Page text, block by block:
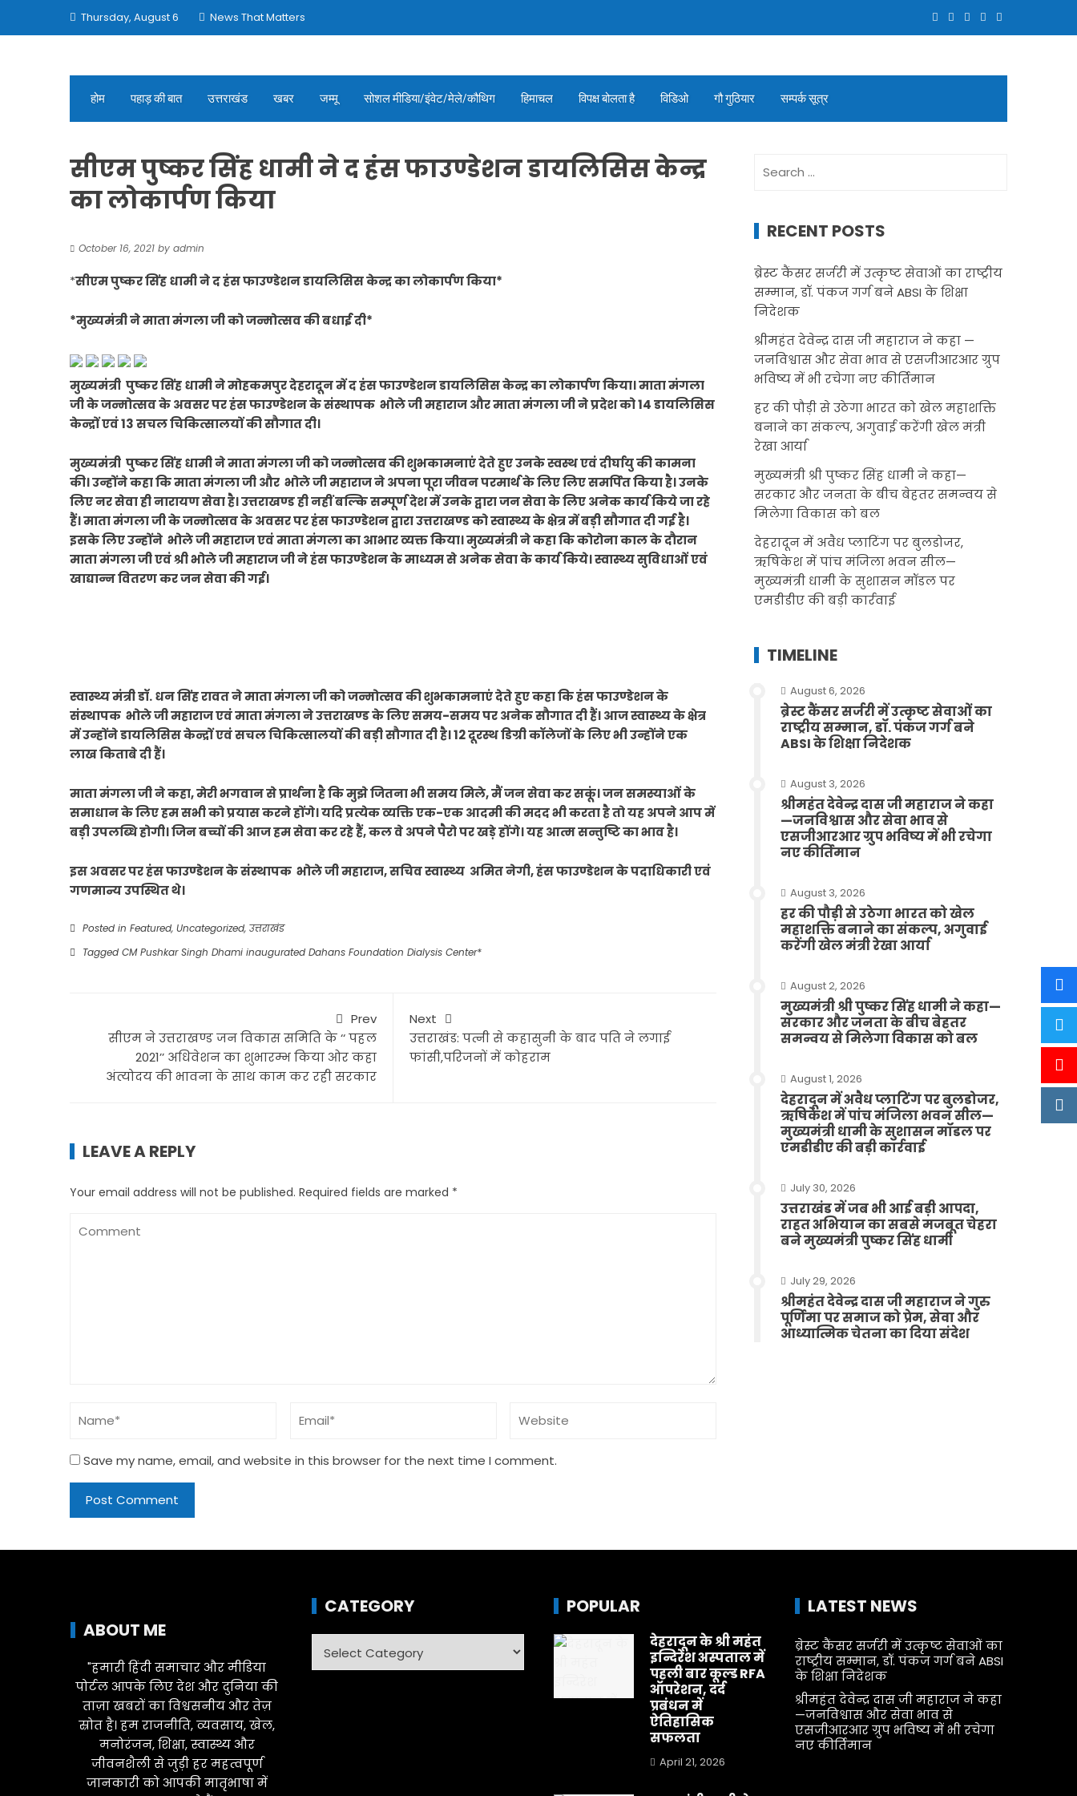
Thursday, August 6 News That Matters
होम पहाड़ की बात उत्तराखंड खबर जम्मू सोशल मीडिया/इंवेट/मेले/कौथिग हिमाचल विपक्ष बोलता है विडिओ गौ गुठियार सम्पर्क सूत्र
सीएम पुष्कर सिंह धामी ने द हंस फाउण्डेशन डायलिसिस केन्द्र
का लोकार्पण किया
October 16, 2021 by admin
*सीएम पुष्कर सिंह धामी ने द हंस फाउण्डेशन डायलिसिस केन्द्र का लोकार्पण किया*
*मुख्यमंत्री ने माता मंगला जी को जन्मोत्सव की बधाई दी*
मुख्यमंत्री पुष्कर सिंह धामी ने मोहकमपुर देहरादून में द हंस फाउण्डेशन डायलिसिस केन्द्र का लोकार्पण किया। माता मंगला
जी के जन्मोत्सव के अवसर पर हंस फाउण्डेशन के संस्थापक भोले जी महाराज और माता मंगला जी ने प्रदेश को 14 डायलिसिस
केन्द्रों एवं 13 सचल चिकित्सालयों की सौगात दी।
मुख्यमंत्री पुष्कर सिंह धामी ने माता मंगला जी को जन्मोत्सव की शुभकामनाएं देते हुए उनके स्वस्थ एवं दीर्घायु की कामना
की। उन्होंने कहा कि माता मंगला जी और भोले जी महाराज ने अपना पूरा जीवन परमार्थ के लिए लिए समर्पित किया है। उनके
लिए नर सेवा ही नारायण सेवा है। उत्तराखण्ड ही नहीं बल्कि सम्पूर्ण देश में उनके द्वारा जन सेवा के लिए अनेक कार्य किये जा रहे
हैं। माता मंगला जी के जन्मोत्सव के अवसर पर हंस फाउण्डेशन द्वारा उत्तराखण्ड को स्वास्थ्य के क्षेत्र में बड़ी सौगात दी गई है।
इसके लिए उन्होंने भोले जी महाराज एवं माता मंगला का आभार व्यक्त किया। मुख्यमंत्री ने कहा कि कोरोना काल के दौरान
माता मंगला जी एवं श्री भोले जी महाराज जी ने हंस फाउण्डेशन के माध्यम से अनेक सेवा के कार्य किये। स्वास्थ्य सुविधाओं एवं
खाद्यान्न वितरण कर जन सेवा की गई।
स्वास्थ्य मंत्री डॉ. धन सिंह रावत ने माता मंगला जी को जन्मोत्सव की शुभकामनाएं देते हुए कहा कि हंस फाउण्डेशन के
संस्थापक भोले जी महाराज एवं माता मंगला ने उत्तराखण्ड के लिए समय-समय पर अनेक सौगात दी हैं। आज स्वास्थ्य के क्षेत्र
में उन्होंने डायलिसिस केन्द्रों एवं सचल चिकित्सालयों की बड़ी सौगात दी है। 12 दूरस्थ डिग्री कॉलेजों के लिए भी उन्होंने एक
लाख किताबे दी हैं।
माता मंगला जी ने कहा, मेरी भगवान से प्रार्थना है कि मुझे जितना भी समय मिले, मैं जन सेवा कर सकूं। जन समस्याओं के
समाधान के लिए हम सभी को प्रयास करने होंगे। यदि प्रत्येक व्यक्ति एक-एक आदमी की मदद भी करता है तो यह अपने आप में
बड़ी उपलब्धि होगी। जिन बच्चों की आज हम सेवा कर रहे हैं, कल वे अपने पैरो पर खड़े होंगे। यह आत्म सन्तुष्टि का भाव है।
इस अवसर पर हंस फाउण्डेशन के संस्थापक भोले जी महाराज, सचिव स्वास्थ्य अमित नेगी, हंस फाउण्डेशन के पदाधिकारी एवं
गणमान्य उपस्थित थे।
Posted in Featured, Uncategorized, उत्तराखंड
Tagged CM Pushkar Singh Dhami inaugurated Dahans Foundation Dialysis Center*
Prev
सीएम ने उत्तराखण्ड जन विकास समिति के ‘‘ पहल
2021’’ अधिवेशन का शुभारम्भ किया ओर कहा
अंत्योदय की भावना के साथ काम कर रही सरकार
Next
उत्तराखंड: पत्नी से कहासुनी के बाद पति ने लगाई
फांसी,परिजनों में कोहराम
LEAVE A REPLY
Your email address will not be published. Required fields are marked *
Save my name, email, and website in this browser for the next time I comment.
for:
RECENT POSTS
ब्रेस्ट कैंसर सर्जरी में उत्कृष्ट सेवाओं का राष्ट्रीय
सम्मान, डॉ. पंकज गर्ग बने ABSI के शिक्षा
निदेशक
श्रीमहंत देवेन्द्र दास जी महाराज ने कहा —
जनविश्वास और सेवा भाव से एसजीआरआर ग्रुप
भविष्य में भी रचेगा नए कीर्तिमान
हर की पौड़ी से उठेगा भारत को खेल महाशक्ति
बनाने का संकल्प, अगुवाई करेंगी खेल मंत्री
रेखा आर्या
मुख्यमंत्री श्री पुष्कर सिंह धामी ने कहा—
सरकार और जनता के बीच बेहतर समन्वय से
मिलेगा विकास को बल
देहरादून में अवैध प्लाटिंग पर बुलडोजर,
ऋषिकेश में पांच मंजिला भवन सील—
मुख्यमंत्री धामी के सुशासन मॉडल पर
एमडीडीए की बड़ी कार्रवाई
TIMELINE
August 6, 2026
ब्रेस्ट कैंसर सर्जरी में उत्कृष्ट सेवाओं का
राष्ट्रीय सम्मान, डॉ. पंकज गर्ग बने
ABSI के शिक्षा निदेशक
August 3, 2026
श्रीमहंत देवेन्द्र दास जी महाराज ने कहा
—जनविश्वास और सेवा भाव से
एसजीआरआर ग्रुप भविष्य में भी रचेगा
नए कीर्तिमान
August 3, 2026
हर की पौड़ी से उठेगा भारत को खेल
महाशक्ति बनाने का संकल्प, अगुवाई
करेंगी खेल मंत्री रेखा आर्या
August 2, 2026
मुख्यमंत्री श्री पुष्कर सिंह धामी ने कहा—
सरकार और जनता के बीच बेहतर
समन्वय से मिलेगा विकास को बल
August 1, 2026
देहरादून में अवैध प्लाटिंग पर बुलडोजर,
ऋषिकेश में पांच मंजिला भवन सील—
मुख्यमंत्री धामी के सुशासन मॉडल पर
एमडीडीए की बड़ी कार्रवाई
July 30, 2026
उत्तराखंड में जब भी आई बड़ी आपदा,
राहत अभियान का सबसे मजबूत चेहरा
बने मुख्यमंत्री पुष्कर सिंह धामी
July 29, 2026
श्रीमहंत देवेन्द्र दास जी महाराज ने गुरु
पूर्णिमा पर समाज को प्रेम, सेवा और
आध्यात्मिक चेतना का दिया संदेश
ABOUT ME
"हमारी हिंदी समाचार और मीडिया
पोर्टल आपके लिए देश और दुनिया की
ताज़ा खबरों का विश्वसनीय और तेज़
स्रोत है। हम राजनीति, व्यवसाय, खेल,
मनोरंजन, शिक्षा, स्वास्थ्य और
जीवनशैली से जुड़ी हर महत्वपूर्ण
जानकारी को आपकी मातृभाषा में
CATEGORY POPULAR
देहरादून के श्री महंत
इन्दिरेश अस्पताल में
पहली बार कूल्ड RFA
ऑपरेशन, दर्द
प्रबंधन में
ऐतिहासिक
सफलता
April 21, 2026
LATEST NEWS
ब्रेस्ट कैंसर सर्जरी में उत्कृष्ट सेवाओं का
राष्ट्रीय सम्मान, डॉ. पंकज गर्ग बने ABSI
के शिक्षा निदेशक
श्रीमहंत देवेन्द्र दास जी महाराज ने कहा
—जनविश्वास और सेवा भाव से
एसजीआरआर ग्रुप भविष्य में भी रचेगा
नए कीर्तिमान